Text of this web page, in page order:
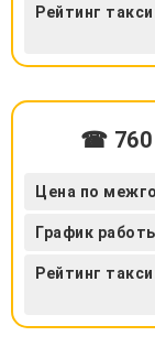
Рейтинг
☎ 760
Цена по
График
Рейтинг